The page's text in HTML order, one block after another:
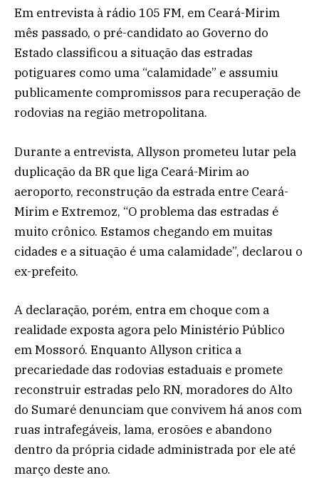
Em entrevista à rádio 105 FM, em Ceará-Mirim
mês passado, o pré-candidato ao Governo do
Estado classificou a situação das estradas
potiguares como uma “calamidade” e assumiu
publicamente compromissos para recuperação de
rodovias na região metropolitana.
Durante a entrevista, Allyson prometeu lutar pela
duplicação da BR que liga Ceará-Mirim ao
aeroporto, reconstrução da estrada entre Ceará-
Mirim e Extremoz, “O problema das estradas é
muito crônico. Estamos chegando em muitas
cidades e a situação é uma calamidade”, declarou o
ex-prefeito.
A declaração, porém, entra em choque com a
realidade exposta agora pelo Ministério Público
em Mossoró. Enquanto Allyson critica a
precariedade das rodovias estaduais e promete
reconstruir estradas pelo RN, moradores do Alto
do Sumaré denunciam que convivem há anos com
ruas intrafegáveis, lama, erosões e abandono
dentro da própria cidade administrada por ele até
março deste ano.